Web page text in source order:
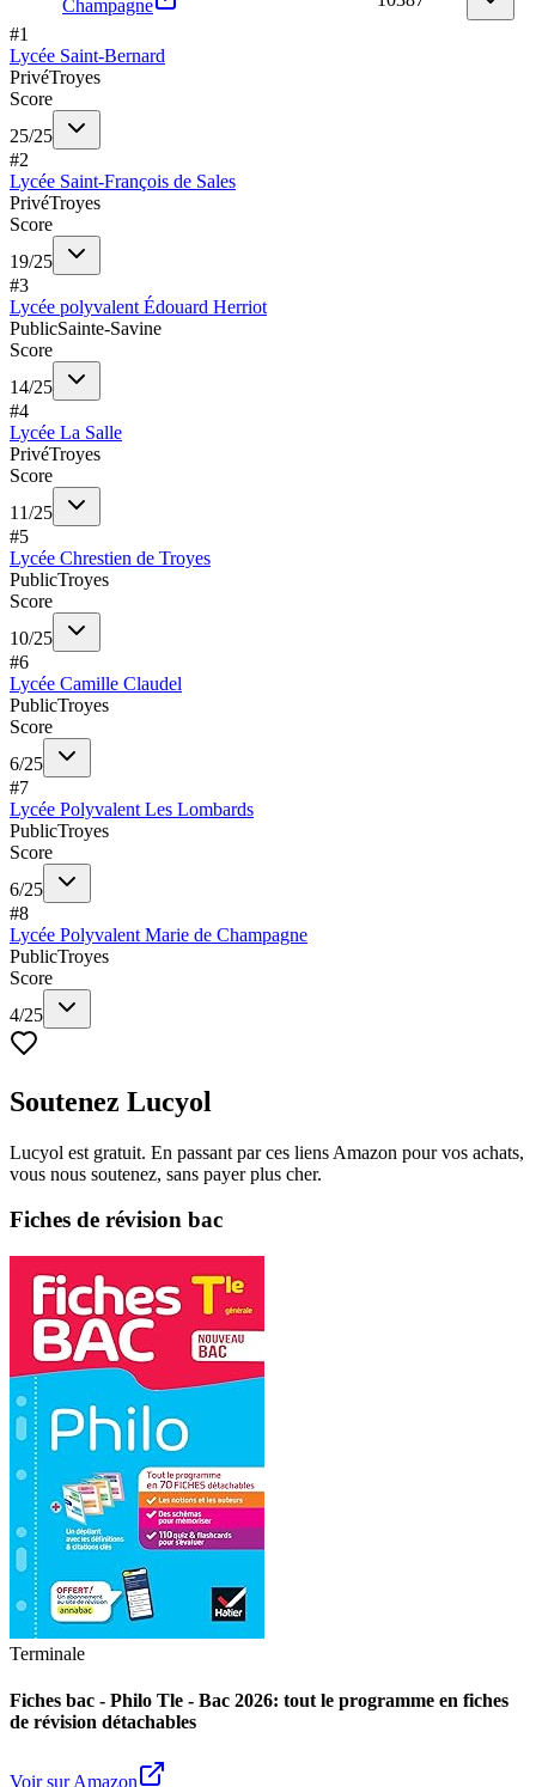
Champagne
#1
Lycée Saint-Bernard
PrivéTroyes
Score
25/25
#2
Lycée Saint-François de Sales
PrivéTroyes
Score
19/25
#3
Lycée polyvalent Édouard Herriot
PublicSainte-Savine
Score
14/25
#4
Lycée La Salle
PrivéTroyes
Score
11/25
#5
Lycée Chrestien de Troyes
PublicTroyes
Score
10/25
#6
Lycée Camille Claudel
PublicTroyes
Score
6/25
#7
Lycée Polyvalent Les Lombards
PublicTroyes
Score
6/25
#8
Lycée Polyvalent Marie de Champagne
PublicTroyes
Score
4/25
Soutenez Lucyol
Lucyol est gratuit. En passant par ces liens Amazon pour vos achats,
vous nous soutenez, sans payer plus cher.
Fiches de révision bac
Terminale
Fiches bac - Philo Tle - Bac 2026: tout le programme en fiches
de révision détachables
Voir sur Amazon